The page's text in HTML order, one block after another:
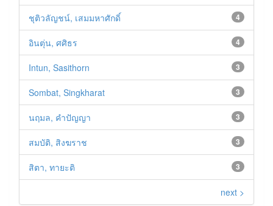
4
ชุติวลัญชน์, เสมมหาศักดิ์
4
อินตุ่น, ศศิธร
3
Intun, Sasithorn
3
Sombat, Singkharat
3
นฤมล, คำปัญญา
3
สมบัติ, สิงฆราช
3
สิตา, ทายะติ
next >